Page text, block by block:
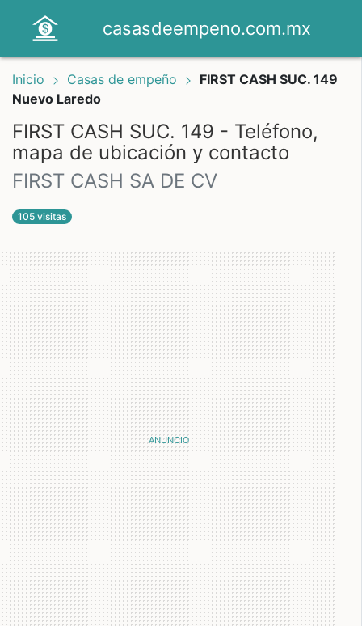
casasdeempeno.com.mx
Inicio Casas de empeño
FIRST CASH SUC. 149
Nuevo Laredo
FIRST CASH SUC. 149 - Teléfono,
mapa de ubicación y contacto
FIRST CASH SA DE CV
105 visitas